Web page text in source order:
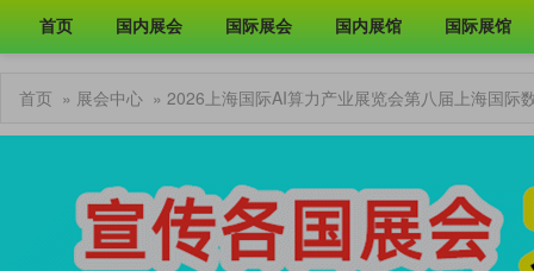
首页 国内展会 国际展会 国内展馆 国际展馆
首页 » 展会中心 » 2026上海国际AI算力产业展览会第八届上海国际